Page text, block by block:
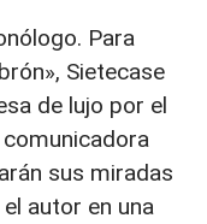
Para
Sietecase
de lujo por el
comunicadora
sus miradas
autor en una